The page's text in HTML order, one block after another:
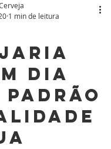
dia
padrão
1 min de leitura